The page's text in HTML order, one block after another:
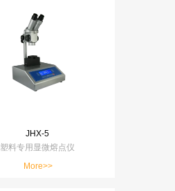
JHX-5
塑料专用显微熔点仪
More>>